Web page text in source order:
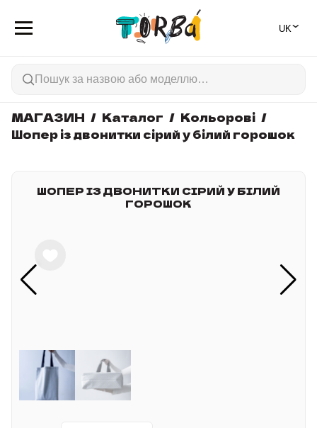
🇺🇦
⌄
МАГАЗИН Каталог
Кольорові
Шопер із двонитки сірий у білий горошок
ШОПЕР ІЗ ДВОНИТКИ СІРИЙ У БІЛИЙ
ГОРОШОК